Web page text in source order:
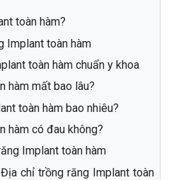
toàn hàm?
Implant toàn hàm
toàn hàm chuẩn y khoa
hàm mất bao lâu?
toàn hàm bao nhiêu?
hàm có đau không?
Implant toàn hàm
chỉ trồng răng Implant toàn